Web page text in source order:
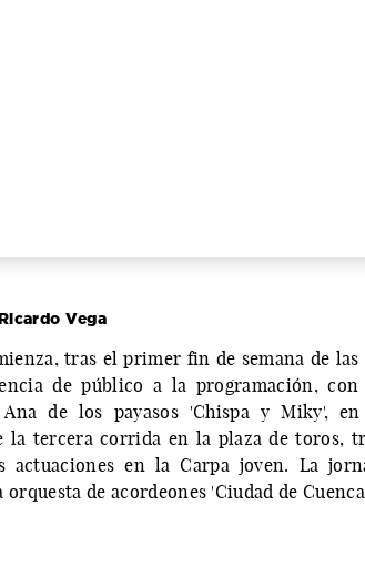
Vega
tras el primer fin de semana de las
de público a la programación,
Ana de los payasos 'Chispa y Miky',
la tercera corrida en la plaza de toros,
actuaciones en la Carpa joven. La
de acordeones 'Ciudad de